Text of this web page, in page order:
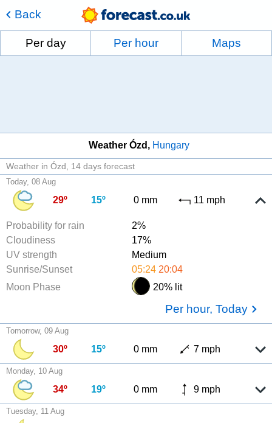
Back
Per day Per hour Maps
Weather Ózd Hungary
Weather in Ózd 14 days forecast
Today, 08 Aug
29º 15º 0 mm 11 mph
Probability for rain
2%
Cloudiness
17%
UV strength
Medium
Sunrise/Sunset
05:24 20:04
Moon Phase
20% lit
Per hour, Today
Tomorrow, 09 Aug
30º 15º 0 mm 7 mph
Monday, 10 Aug
34º 19º 0 mm 9 mph
Tuesday, 11 Aug